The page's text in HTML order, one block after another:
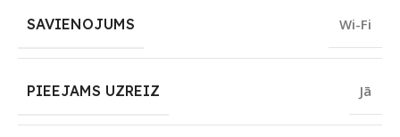
SAVIENOJUMS Wi-Fi
PIEEJAMS UZREIZ Jā